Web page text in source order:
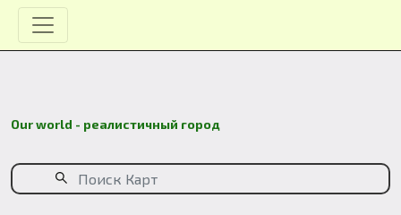
Our world - реалистичный город